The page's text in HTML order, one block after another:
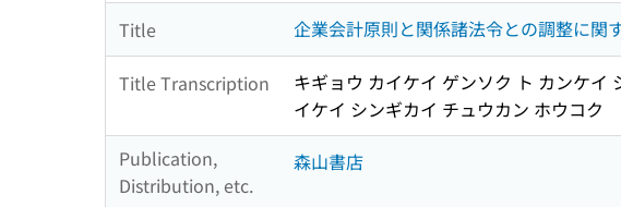
Title 企業会計原則と関係諸法令との調整に関
Title Transcription
キギョウ カイケイ ゲンソク ト カンケイ
イケイ シンギカイ チュウカン ホウコク
Publication,
Distribution, etc.
森山書店